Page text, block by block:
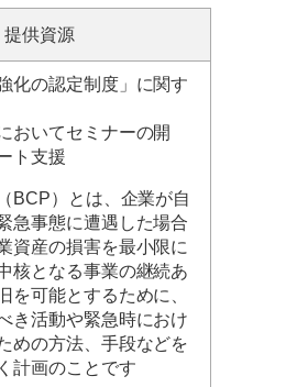
提供資源
化の認定制度」に関す
おいてセミナーの開
ト支援
BCP）とは、企業が自
急事態に遭遇した場合
資産の損害を最小限に
核となる事業の継続あ
を可能とするために、
き活動や緊急時におけ
めの方法、手段などを
計画のことです